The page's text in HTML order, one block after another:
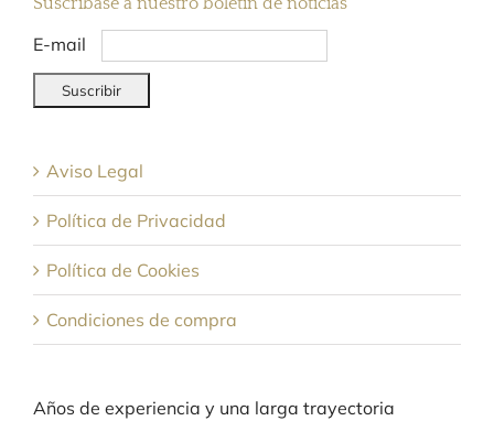
E-mail
Aviso Legal
Política de Privacidad
Política de Cookies
Condiciones de compra
Años de experiencia y una larga trayectoria